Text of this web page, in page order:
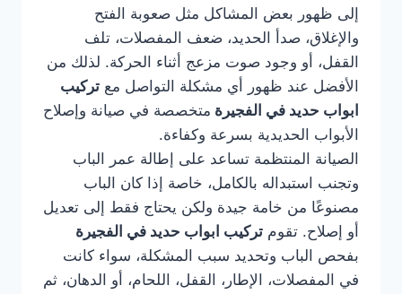
إلى ظهور بعض المشاكل مثل صعوبة الفتح
والإغلاق، صدأ الحديد، ضعف المفصلات، تلف
القفل، أو وجود صوت مزعج أثناء الحركة. لذلك من
الأفضل عند ظهور أي مشكلة التواصل مع تركيب
ابواب حديد في الفجيرة متخصصة في صيانة وإصلاح
الأبواب الحديدية بسرعة وكفاءة.
الصيانة المنتظمة تساعد على إطالة عمر الباب
وتجنب استبداله بالكامل، خاصة إذا كان الباب
مصنوعًا من خامة جيدة ولكن يحتاج فقط إلى تعديل
أو إصلاح. تقوم تركيب ابواب حديد في الفجيرة
بفحص الباب وتحديد سبب المشكلة، سواء كانت
في المفصلات، الإطار، القفل، اللحام، أو الدهان، ثم